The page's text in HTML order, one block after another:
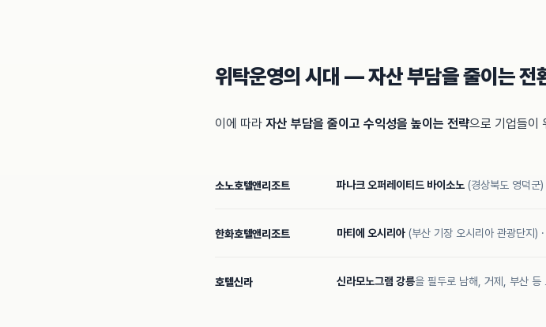
위탁운영의 시대 — 자산 부담을 줄이는 전
이에 따라 자산 부담을 줄이고 수익성을 높이는 전략으로 기업들이
소노호텔앤리조트 파나크 오퍼레이티드 바이소노 (경상북도 영덕군)
한화호텔앤리조트 마티에 오시리아 (부산 기장 오시리아 관광단지) ·
호텔신라 신라모노그램 강릉을 필두로 남해, 거제, 부산 등